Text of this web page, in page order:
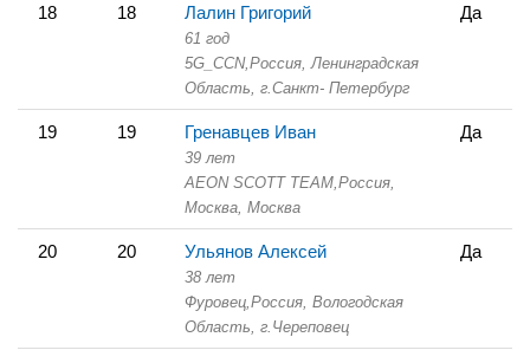
18 18 Лалин Григорий
61 год
5G_CCN, Россия, Ленинградская
Область, г.Санкт- Петербург
Да
19 19 Гренавцев Иван
39 лет
AEON SCOTT TEAM, Россия,
Москва, Москва
Да
20 20 Ульянов Алексей
38 лет
Фуровец, Россия, Вологодская
Область, г.Череповец
Да